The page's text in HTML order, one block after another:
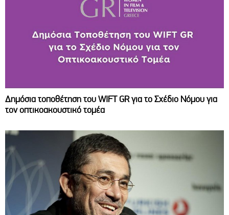
Δημόσια τοποθέτηση του WIFT GR για το Σχέδιο Νόμου για
τον οπτικοακουστικό τομέα